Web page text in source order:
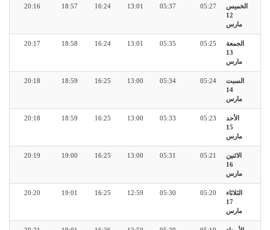
الخميس
12
مارس
05:27
05:37
13:01
16:24
18:57
20:16
الجمعة
13
مارس
05:25
05:35
13:01
16:24
18:58
20:17
السبت
14
مارس
05:24
05:34
13:00
16:25
18:59
20:18
الأحد
15
مارس
05:23
05:33
13:00
16:25
18:59
20:18
الاثنين
16
مارس
05:21
05:31
13:00
16:25
19:00
20:19
الثلاثاء
17
مارس
05:20
05:30
12:59
16:25
19:01
20:20